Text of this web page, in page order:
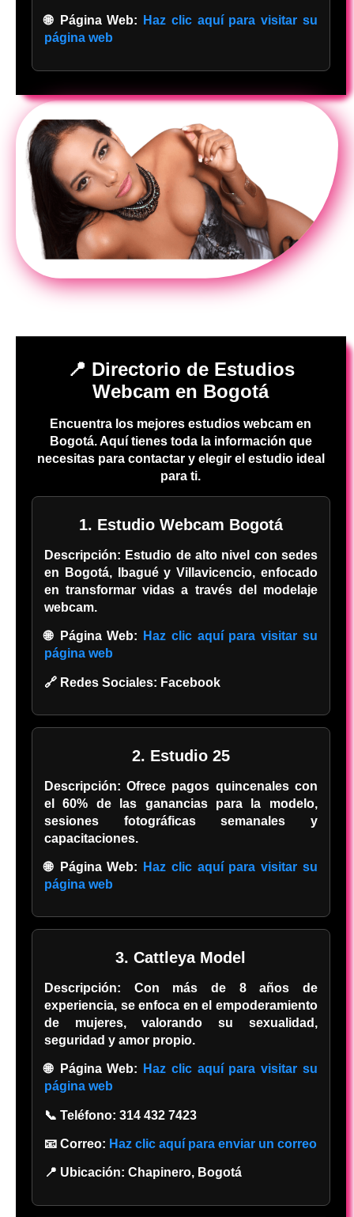
🌐 Página Web:
Haz clic aquí para visitar su
página web
📍 Directorio de Estudios
Webcam en Bogotá
Encuentra los mejores estudios webcam en
Bogotá. Aquí tienes toda la información que
necesitas para contactar y elegir el estudio ideal
para ti.
1. Estudio Webcam Bogotá
Descripción: Estudio de alto nivel con sedes
en Bogotá, Ibagué y Villavicencio, enfocado
en transformar vidas a través del modelaje
webcam.
🌐 Página Web:
Haz clic aquí para visitar su
página web
🔗 Redes Sociales: Facebook
2. Estudio 25
Descripción: Ofrece pagos quincenales con
el 60% de las ganancias para la modelo,
sesiones fotográficas semanales y
capacitaciones.
🌐 Página Web:
Haz clic aquí para visitar su
página web
3. Cattleya Model
Descripción: Con más de 8 años de
experiencia, se enfoca en el empoderamiento
de mujeres, valorando su sexualidad,
seguridad y amor propio.
🌐 Página Web:
Haz clic aquí para visitar su
página web
📞 Teléfono: 314 432 7423
📧 Correo: Haz clic aquí para enviar un correo
📍 Ubicación: Chapinero, Bogotá